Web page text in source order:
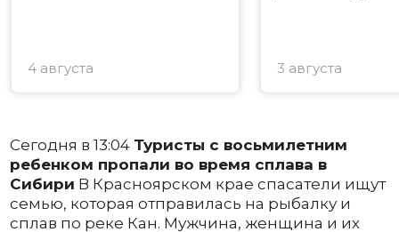
4 августа 3 августа
Сегодня в 13:04 Туристы с восьмилетним
ребенком пропали во время сплава в
Сибири В Красноярском крае спасатели ищут
семью, которая отправилась на рыбалку и
сплав по реке Кан. Мужчина, женщина и их